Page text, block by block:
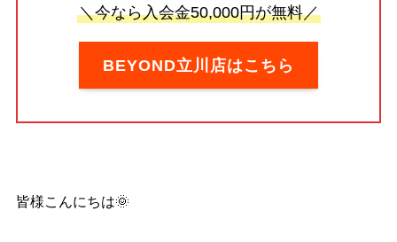
＼今なら入会金50,000円が無料／
BEYOND立川店はこちら
皆様こんにちは🌞